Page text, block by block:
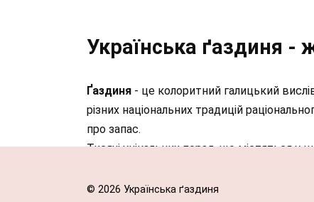
Українська ґаздиня -
Ґаздиня - це колоритний галицький
різних національних традицій
про запас.
Тисячі унікальних порад, що містяться
© 2026 Українська ґаздиня